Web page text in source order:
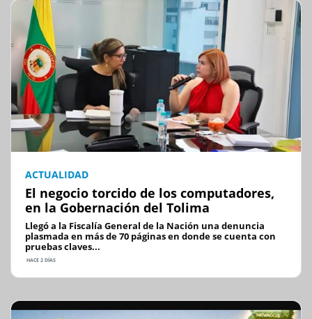
ACTUALIDAD
El negocio torcido de los computadores,
en la Gobernación del Tolima
Llegó a la Fiscalía General de la Nación una denuncia
plasmada en más de 70 páginas en donde se cuenta con
pruebas claves...
HACE 2 DÍAS